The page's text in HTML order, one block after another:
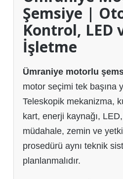
Şemsiye |
Kontrol, LED
İşletme
Ümraniye motorlu
motor seçimi tek başına
Teleskopik mekanizma,
kart, enerji kaynağı,
müdahale, zemin ve
prosedürü aynı teknik
planlanmalıdır.